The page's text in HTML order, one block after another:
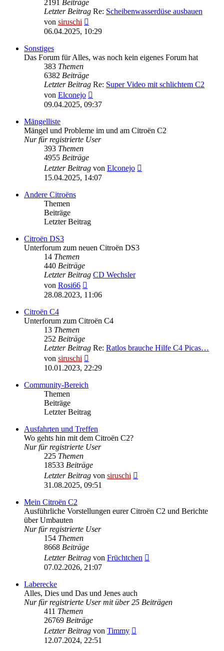
2191 Beiträge
Letzter Beitrag Re: Scheibenwasserdüse ausbauen
von siruschi
Beitrag
06.04.2025, 10:29
Sonstiges
Das Forum für Alles, was noch kein eigenes Forum hat
383 Themen
6382 Beiträge
Letzter Beitrag Re: Super Video mit schlichtem C2
von Elconejo
Beitrag
09.04.2025, 09:37
Mängelliste
Mängel und Probleme im und am Citroën C2
Nur für registrierte User
393 Themen
4955 Beiträge
Letzter Beitrag von Elconejo
15.04.2025, 14:07
Andere Citroëns
Themen
Beiträge
Letzter Beitrag
Citroën DS3
Unterforum zum neuen Citroën DS3
14 Themen
440 Beiträge
Letzter Beitrag CD Wechsler
von Rosi66
Beitrag
28.08.2023, 11:06
Citroën C4
Unterforum zum Citroën C4
13 Themen
252 Beiträge
Letzter Beitrag Re: Ratlos brauche Hilfe C4 Picas…
von siruschi
Beitrag
10.01.2023, 22:29
Community-Bereich
Themen
Beiträge
Letzter Beitrag
Ausfahrten und Treffen
Wo gehts hin mit dem Citroën C2?
Nur für registrierte User
225 Themen
18533 Beiträge
Letzter Beitrag von siruschi
31.08.2025, 09:51
Mein Citroën C2
Ausführliche Vorstellungen eurer Citroën C2 und Berichte
über Umbauten
Nur für registrierte User
154 Themen
8668 Beiträge
Letzter Beitrag von Früchtchen
07.02.2026, 21:07
Laberecke
Alles, Dies und Das und Jenes auch
Nur für registrierte User mit über 25 Beiträgen
411 Themen
26769 Beiträge
Letzter Beitrag von Timmy
12.07.2024, 22:51